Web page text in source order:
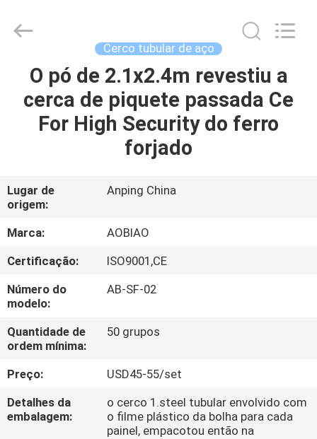
CASA
PRODUTOS
NÓS
EXCURSÃO
DA
FÁBRICA
CONTROLE
DA
QUALIDADE
CONTACTE-
210cm
fornecedor.
ECER
Cerco tubular de aço
O pó de 2.1x2.4m revestiu a
cerca de piquete passada Ce
For High Security do ferro
forjado
Lugar de
origem:
Anping China
Marca:
AOBIAO
Certificação:
ISO9001,CE
Número do
modelo:
AB-SF-02
Quantidade de
ordem mínima:
50 grupos
Preço:
USD45-55/set
Detalhes da
embalagem:
o cerco 1.steel tubular envolvido com
o filme plástico da bolha para cada
painel, empacotou então na